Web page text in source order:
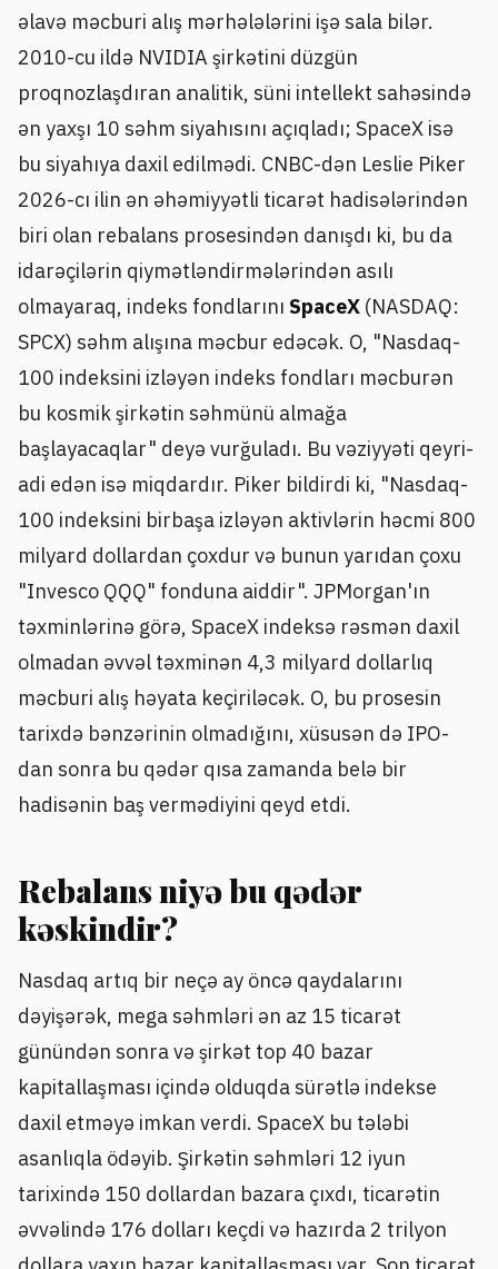
əlavə məcburi alış mərhələlərini işə sala bilər.
2010-cu ildə NVIDIA şirkətini düzgün
proqnozlaşdıran analitik, süni intellekt sahəsində
ən yaxşı 10 səhm siyahısını açıqladı; SpaceX isə
bu siyahıya daxil edilmədi. CNBC-dən Leslie Piker
2026-cı ilin ən əhəmiyyətli ticarət hadisələrindən
biri olan rebalans prosesindən danışdı ki, bu da
idarəçilərin qiymətləndirmələrindən asılı
olmayaraq, indeks fondlarını SpaceX (NASDAQ:
SPCX) səhm alışına məcbur edəcək. O, "Nasdaq-
100 indeksini izləyən indeks fondları məcburən
bu kosmik şirkətin səhmünü almağa
başlayacaqlar" deyə vurğuladı. Bu vəziyyəti qeyri-
adi edən isə miqdardır. Piker bildirdi ki, "Nasdaq-
100 indeksini birbaşa izləyən aktivlərin həcmi 800
milyard dollardan çoxdur və bunun yarıdan çoxu
"Invesco QQQ" fonduna aiddir". JPMorgan'ın
təxminlərinə görə, SpaceX indeksə rəsmən daxil
olmadan əvvəl təxminən 4,3 milyard dollarlıq
məcburi alış həyata keçiriləcək. O, bu prosesin
tarixdə bənzərinin olmadığını, xüsusən də IPO-
dan sonra bu qədər qısa zamanda belə bir
hadisənin baş vermədiyini qeyd etdi.
Rebalans niyə bu qədər
kəskindir?
Nasdaq artıq bir neçə ay öncə qaydalarını
dəyişərək, mega səhmləri ən az 15 ticarət
günündən sonra və şirkət top 40 bazar
kapitallaşması içində olduqda sürətlə indekse
daxil etməyə imkan verdi. SpaceX bu tələbi
asanlıqla ödəyib. Şirkətin səhmləri 12 iyun
tarixində 150 dollardan bazara çıxdı, ticarətin
əvvəlində 176 dolları keçdi və hazırda 2 trilyon